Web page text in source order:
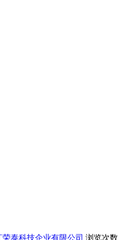
荣泰科技企业有限公司 浏览次数